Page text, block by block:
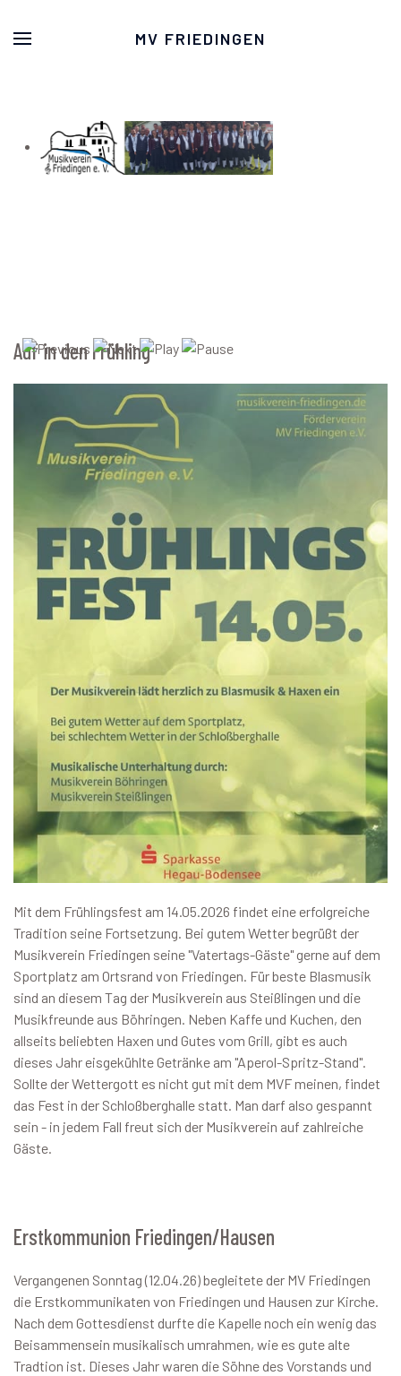
MV FRIEDINGEN
Auf in den Frühling
Mit dem Frühlingsfest am 14.05.2026 findet eine erfolgreiche
Tradition seine Fortsetzung. Bei gutem Wetter begrüßt der
Musikverein Friedingen seine "Vatertags-Gäste" gerne auf dem
Sportplatz am Ortsrand von Friedingen. Für beste Blasmusik
sind an diesem Tag der Musikverein aus Steißlingen und die
Musikfreunde aus Böhringen. Neben Kaffe und Kuchen, den
allseits beliebten Haxen und Gutes vom Grill, gibt es auch
dieses Jahr eisgekühlte Getränke am "Aperol-Spritz-Stand".
Sollte der Wettergott es nicht gut mit dem MVF meinen, findet
das Fest in der Schloßberghalle statt. Man darf also gespannt
sein - in jedem Fall freut sich der Musikverein auf zahlreiche
Gäste.
Erstkommunion Friedingen/Hausen
Vergangenen Sonntag (12.04.26) begleitete der MV Friedingen
die Erstkommunikaten von Friedingen und Hausen zur Kirche.
Nach dem Gottesdienst durfte die Kapelle noch ein wenig das
Beisammensein musikalisch umrahmen, wie es gute alte
Tradtion ist. Dieses Jahr waren die Söhne des Vorstands und